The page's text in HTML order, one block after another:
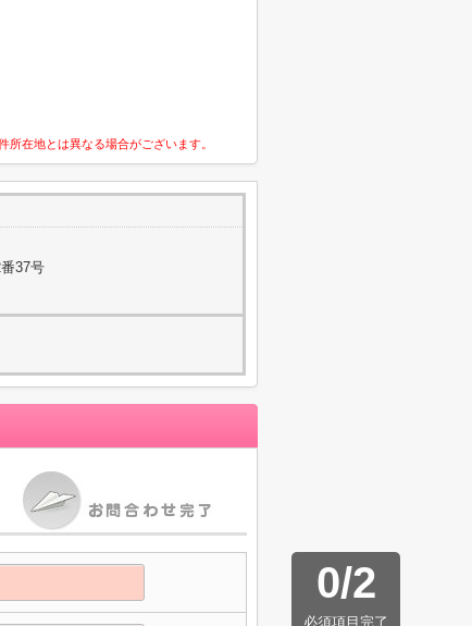
在地とは異なる場合がございます。
37号
0/2
必須項目完了